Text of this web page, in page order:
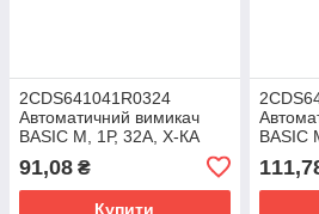
2CDS641041R0324
Автоматичний вимикач
BASIC M, 1Р, 32А, Х-КА
"С", 4,5kA (8536 20 10 00)
91,08 ₴
Купити
BASIC
"С",